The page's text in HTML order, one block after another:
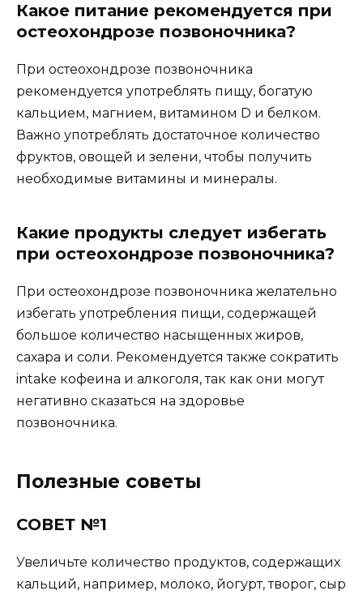
Какое питание рекомендуется при
остеохондрозе позвоночника?
При остеохондрозе позвоночника
рекомендуется употреблять пищу, богатую
кальцием, магнием, витамином D и белком.
Важно употреблять достаточное количество
фруктов, овощей и зелени, чтобы получить
необходимые витамины и минералы.
Какие продукты следует избегать
при остеохондрозе позвоночника?
При остеохондрозе позвоночника желательно
избегать употребления пищи, содержащей
большое количество насыщенных жиров,
сахара и соли. Рекомендуется также сократить
intake кофеина и алкоголя, так как они могут
негативно сказаться на здоровье
позвоночника.
Полезные советы
СОВЕТ №1
Увеличьте количество продуктов, содержащих
кальций, например, молоко, йогурт, творог, сыр